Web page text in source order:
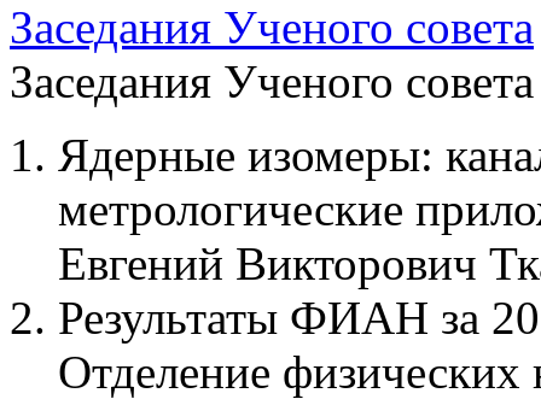
Заседания Ученого совета
Заседания Ученого
Ядерные изомеры:
метрологические
Евгений Викторович
Результаты ФИАН за
Отделение физических